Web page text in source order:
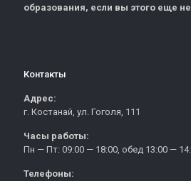
образования, если вы этого еще
Контакты
Адрес:
г. Костанай, ул. Гоголя, 111
Часы работы:
Пн — Пт: 09:00 — 18:00, обед 13:00 —
Телефоны: